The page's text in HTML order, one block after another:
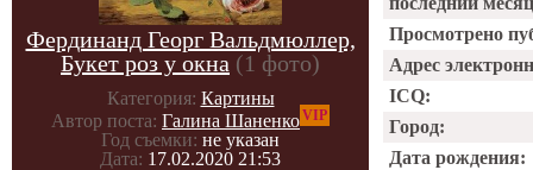
Фердинанд Георг Вальдмюллер,
Букет роз у окна (1 фото)
Категория: Картины
Автор поста: Галина ШаненкоVIP
Год съемки: не указан
Дата: 17.02.2020 21:53
Просмотрено
Адрес
ICQ:
Город:
Дата рождения: